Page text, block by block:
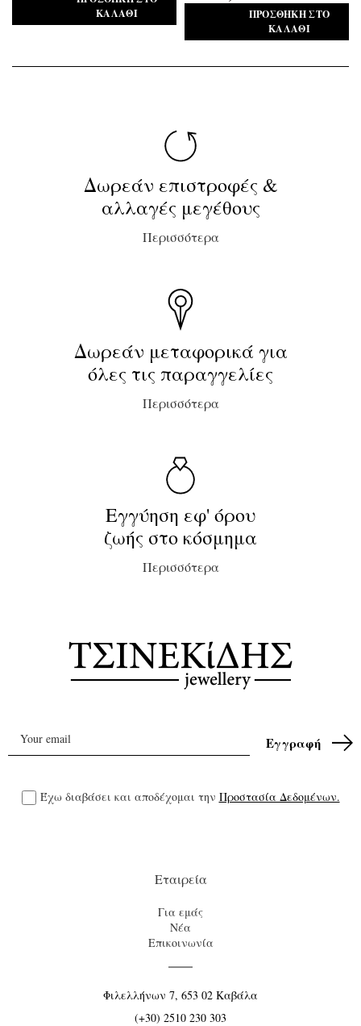
ΚΑΛΆΘΙ
ΠΡΟΣΘΉΚΗ ΣΤΟ
ΚΑΛΆΘΙ
Δωρεάν επιστροφές &
αλλαγές μεγέθους
Περισσότερα
Δωρεάν μεταφορικά για
όλες τις παραγγελίες
Περισσότερα
Εγγύηση εφ' όρου
ζωής στο κόσμημα
Περισσότερα
Έχω διαβάσει και αποδέχομαι την Προστασία Δεδομένων.
Εταιρεία
Για εμάς
Νέα
Επικοινωνία
Φιλελλήνων 7, 653 02 Καβάλα
(+30) 2510 230 303